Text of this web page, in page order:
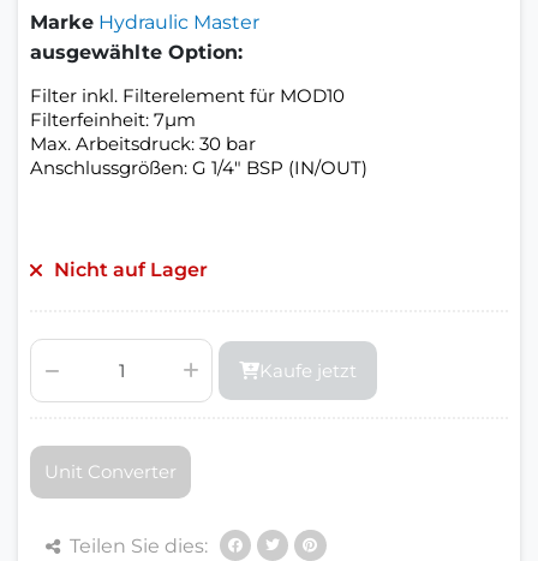
Marke Hydraulic Master
ausgewählte Option:
Filter inkl. Filterelement für MOD10
Filterfeinheit: 7µm
Max. Arbeitsdruck: 30 bar
Anschlussgrößen: G 1/4" BSP (IN/OUT)
Nicht auf Lager
Kaufe jetzt
Unit Converter
Teilen Sie dies: